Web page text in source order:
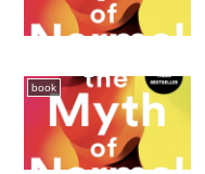
book